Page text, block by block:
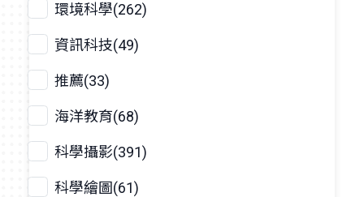
環境科學(262)
資訊科技(49)
推薦(33)
海洋教育(68)
科學攝影(391)
科學繪圖(61)